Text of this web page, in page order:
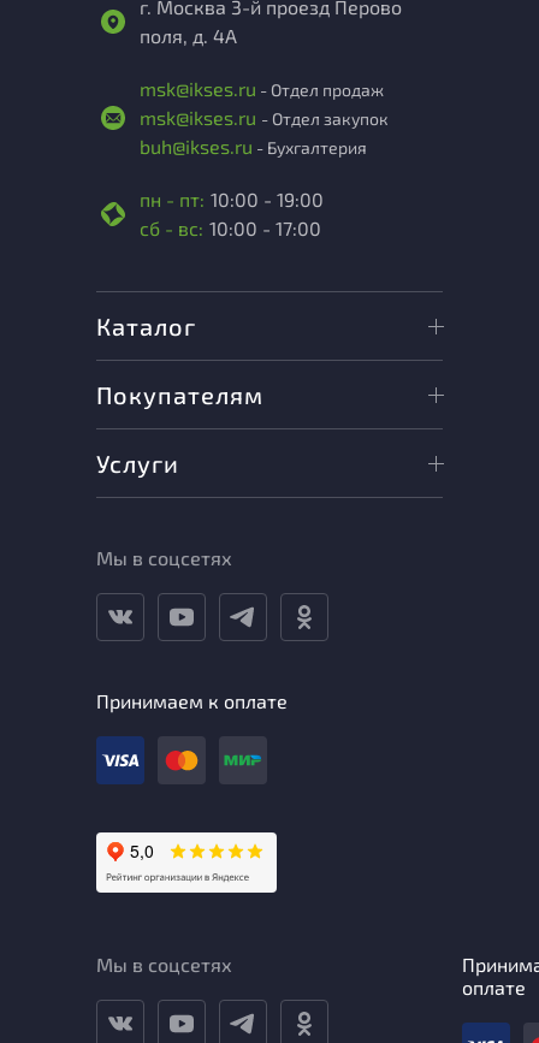
г. Москва 3-й проезд Перово
поля, д. 4А
msk@ikses.ru - Отдел продаж
msk@ikses.ru - Отдел закупок
buh@ikses.ru - Бухгалтерия
пн - пт: 10:00 - 19:00
сб - вс: 10:00 - 17:00
Каталог
Покупателям
Услуги
Мы в соцсетях
Принимаем к оплате
Мы в соцсетях
оплате